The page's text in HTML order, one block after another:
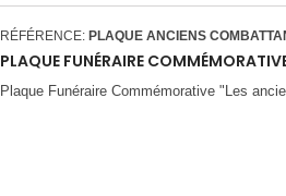
RÉFÉRENCE: PLAQUE ANCIENS
PLAQUE FUNÉRAIRE
Plaque Funéraire Commémorative "Les